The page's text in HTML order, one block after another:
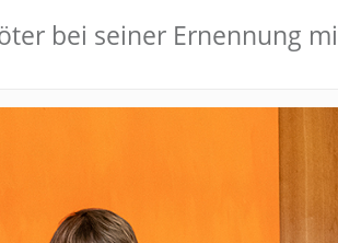
bei seiner Ernennung